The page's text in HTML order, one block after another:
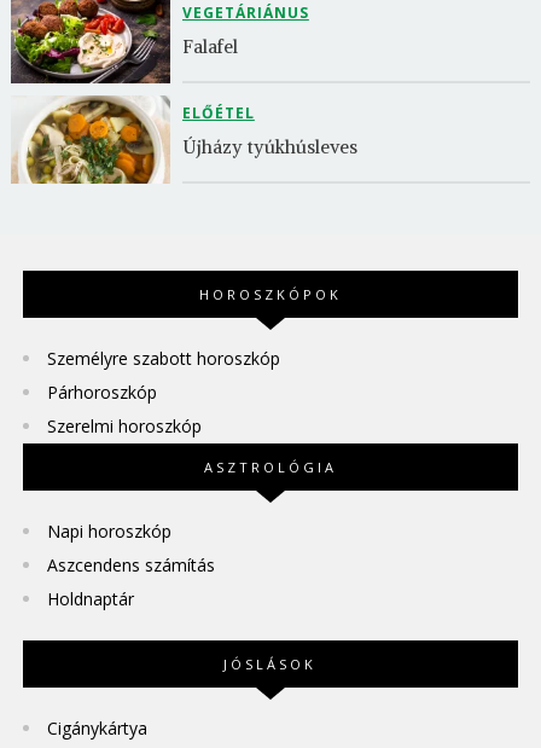
VEGETÁRIÁNUS
Falafel
ELŐÉTEL
Újházy tyúkhúsleves
HOROSZKÓPOK
Személyre szabott horoszkóp
Párhoroszkóp
Szerelmi horoszkóp
ASZTROLÓGIA
Napi horoszkóp
Aszcendens számítás
Holdnaptár
JÓSLÁSOK
Cigánykártya